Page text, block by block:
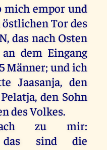
mich empor und
östlichenTordes
, das nachOsten
an dem Eingang
Männer;undich
Jaasanja,den
Pelatja,den Sohn
desVolkes.
zu mir:
das sind
die